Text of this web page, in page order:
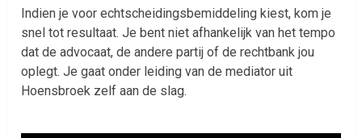
Indien je voor echtscheidingsbemiddeling kiest, kom je
snel tot resultaat. Je bent niet afhankelijk van het tempo
dat de advocaat, de andere partij of de rechtbank jou
oplegt. Je gaat onder leiding van de mediator uit
Hoensbroek zelf aan de slag.